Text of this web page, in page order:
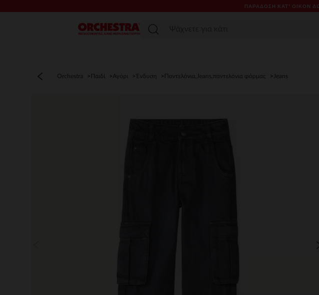
ΠΑΡΆΔΟΣΗ ΚΑΤ' ΟΊΚΟΝ
Μενού
Orchestra Παιδί Αγόρι Ένδυση Παντελόνια,Jeans,παντελόνια φόρμας Jeans